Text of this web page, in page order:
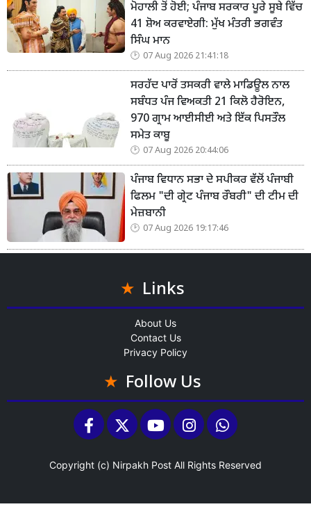
ਮੋਹਾਲੀ ਤੋਂ ਹੋਈ; ਪੰਜਾਬ ਸਰਕਾਰ ਪੂਰੇ ਸੂਬੇ ਵਿੱਚ
41 ਸ਼ੋਅ ਕਰਵਾਏਗੀ: ਮੁੱਖ ਮੰਤਰੀ ਭਗਵੰਤ
ਸਿੰਘ ਮਾਨ
07 Aug 2026 21:41:18
ਸਰਹੱਦ ਪਾਰੋਂ ਤਸਕਰੀ ਵਾਲੇ ਮਾਡਿਊਲ ਨਾਲ
ਸਬੰਧਤ ਪੰਜ ਵਿਅਕਤੀ 21 ਕਿਲੋ ਹੈਰੋਇਨ,
970 ਗ੍ਰਾਮ ਆਈਸੀਈ ਅਤੇ ਇੱਕ ਪਿਸਤੌਲ
ਸਮੇਤ ਕਾਬੂ
07 Aug 2026 20:44:06
ਪੰਜਾਬ ਵਿਧਾਨ ਸਭਾ ਦੇ ਸਪੀਕਰ ਵੱਲੋਂ ਪੰਜਾਬੀ
ਫਿਲਮ "ਦੀ ਗ੍ਰੇਟ ਪੰਜਾਬ ਰੌਬਰੀ" ਦੀ ਟੀਮ ਦੀ
ਮੇਜ਼ਬਾਨੀ
07 Aug 2026 19:17:46
Links
About Us
Contact Us
Privacy Policy
Follow Us
Copyright (c) Nirpakh Post All Rights Reserved